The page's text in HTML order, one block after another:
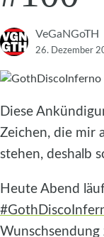
VeGaNGoTH
26. Dezember
Diese
Zeichen, die mir
stehen, deshalb
Heute Abend
Wunschsendung